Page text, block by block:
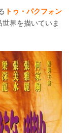
トゥ・パクフォン
界を描いていま